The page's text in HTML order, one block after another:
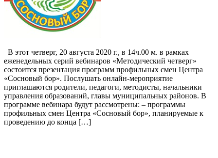
В этот четверг, 20 августа 2020 г., в 14ч.00 м. в рамках
еженедельных серий вебинаров «Методический четверг»
состоится презентация программ профильных смен Центра
«Сосновый бор». Послушать онлайн-мероприятие
приглашаются родители, педагоги, методисты, начальники
управления образований, главы муниципальных районов. В
программе вебинара будут рассмотрены: – программы
профильных смен Центра «Сосновый бор», планируемые к
проведению до конца […]